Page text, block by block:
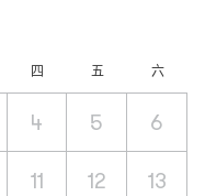
四 五 六
4 5 6
11 12 13